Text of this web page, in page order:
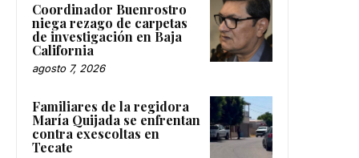
Coordinador Buenrostro
niega rezago de carpetas
de investigación en Baja
California
agosto 7, 2026
Familiares de la regidora
María Quijada se enfrentan
contra exescoltas en
Tecate